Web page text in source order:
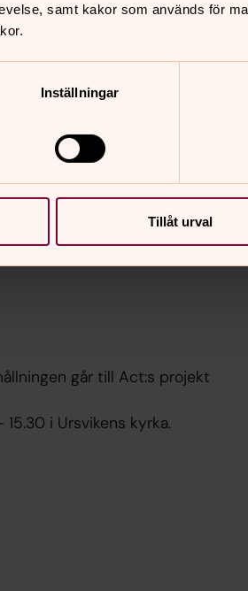
samt kakor som används för
Inställningar
Tillåt urval
går till Act:s projekt
i Ursvikens kyrka.